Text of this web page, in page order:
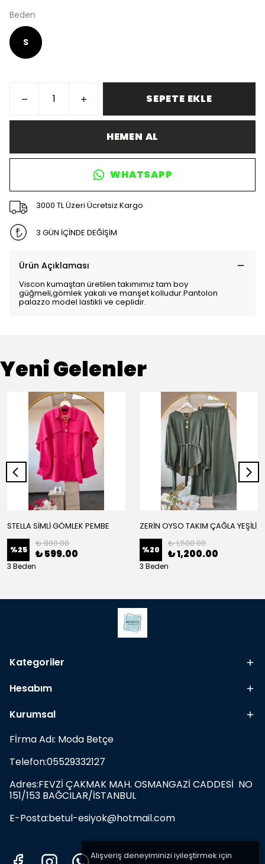
Alışveriş deneyiminizi iyileştirmek için
Beden
S
SEPETE EKLE
HEMEN AL
WHATSAPP
3000 TL Üzeri Ücretsiz Kargo
3 GÜN İÇİNDE DEĞİŞİM
Ürün Açıklaması
Viscon kumaştan üretilen takımımız tam boy
güğmeli,gömlek yakalı ve manşet kolludur.Pantolon
palazzo model lastikli ve ceplidir.
Yeni Gelenler
STELLA SİMLİ GÖMLEK PEMBE
%25
₺ 800.00
₺ 599.00
3 Beden
ZERİN OYSO TAKIM ÇAĞLA YEŞİLİ
%20
₺ 1,500.00
₺ 1,200.00
3 Beden
Kategoriler
Hesabım
Kurumsal
Fİrma Adı: Moda Betçe
Telefon:05529332127
Adres:FEVZİ ÇAKMAK MAH. OSMANGAZİ CADDESİ NO
151/153 BAĞCILAR/İSTANBUL
E-Posta:betul-esiyok@hotmail.com